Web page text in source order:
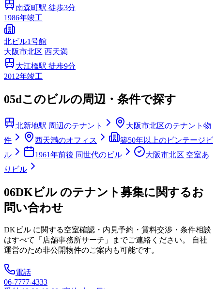
南森町駅 徒歩3分
1986年竣工
北ビル1号館
大阪市北区 西天満
大江橋駅 徒歩9分
2012年竣工
05dこのビルの周辺・条件で探す
北新地駅 周辺のテナント
大阪市北区のテナント物
件
西天満のオフィス
築50年以上のビンテージビ
ル
1961年前後 同世代のビル
大阪市北区 空室あ
りビル
06DKビル のテナント募集に関するお
問い合わせ
DKビル に関する空室確認・内見予約・賃料交渉・条件相談
はすべて「店舗事務所サーチ」までご連絡ください。 自社
運営のため非公開物件のご案内も可能です。
電話
06-7777-4333